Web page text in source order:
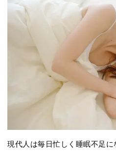
現代人は毎日忙しく睡眠不足